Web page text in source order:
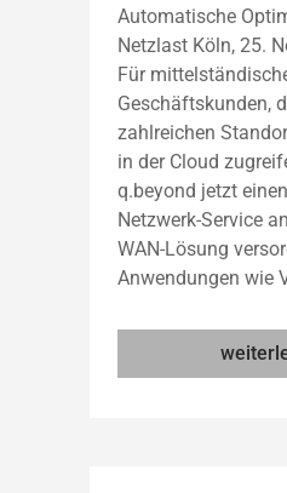
Automatische
Netzlast Köln, 25.
Für
Geschäftskunden,
zahlreichen
in der Cloud
q.beyond jetzt
Netzwerk-Service
WAN-Lösung
Anwendungen wie